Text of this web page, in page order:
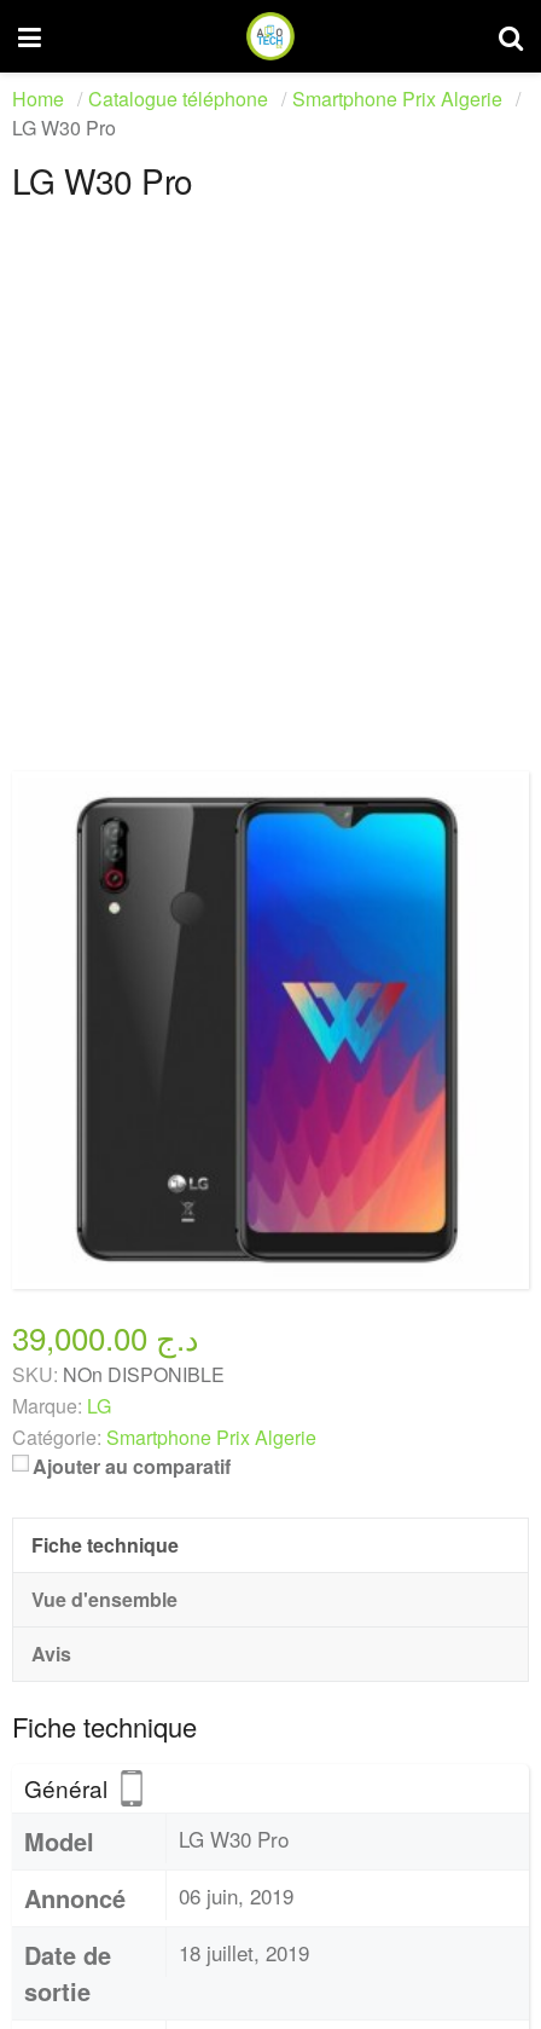
Home Catalogue téléphone
Smartphone Prix Algerie
LG W30 Pro
LG W30 Pro
39,000.00 د.ج
SKU: NOn DISPONIBLE
Marque: LG
Catégorie: Smartphone Prix Algerie
Ajouter au comparatif
Fiche technique
Vue d'ensemble
Avis
Fiche technique
Général
Model LG W30 Pro
Annoncé 06 juin, 2019
Date de
sortie
18 juillet, 2019